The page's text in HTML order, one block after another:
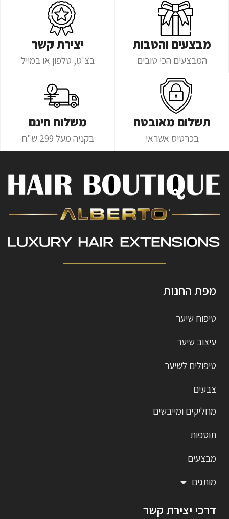
מבצעים והטבות
המבצעים הכי טובים
יצירת קשר
בצ'ט, טלפון או במייל
תשלום מאובטח
בכרטיס אשראי
משלוח חינם
בקניה מעל 299 ש"ח
מפת החנות
טיפוח שיער
עיצוב שיער
טיפולים לשיער
צבעים
מחליקים ומייבשים
תוספות
מבצעים
מותגים
דרכי יצירת קשר